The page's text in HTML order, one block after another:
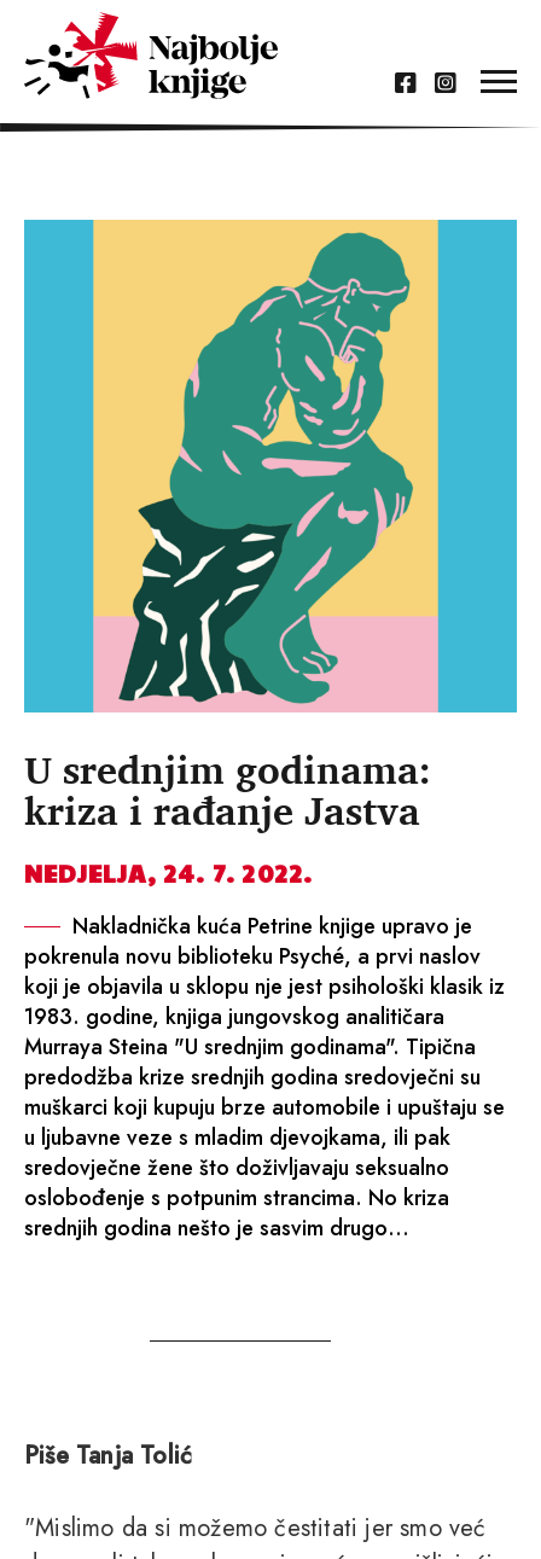
U srednjim godinama:
kriza i rađanje Jastva
NEDJELJA, 24. 7. 2022.
Nakladnička kuća Petrine knjige upravo je
pokrenula novu biblioteku Psyché, a prvi naslov
koji je objavila u sklopu nje jest psihološki klasik iz
1983. godine, knjiga jungovskog analitičara
Murraya Steina "U srednjim godinama". Tipična
predodžba krize srednjih godina sredovječni su
muškarci koji kupuju brze automobile i upuštaju se
u ljubavne veze s mladim djevojkama, ili pak
sredovječne žene što doživljavaju seksualno
oslobođenje s potpunim strancima. No kriza
srednjih godina nešto je sasvim drugo…
Piše Tanja Tolić
"Mislimo da si možemo čestitati jer smo već